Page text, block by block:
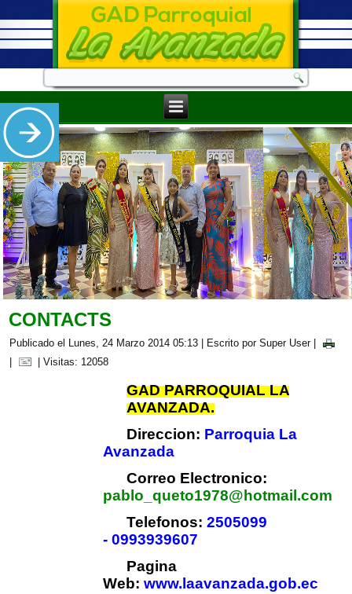
CONTACTS
Publicado el Lunes, 24 Marzo 2014 05:13 Escrito por Super User|
|
| Visitas: 12058
GAD PARROQUIAL LA
AVANZADA.
Direccion: Parroquia La
Avanzada
Correo Electronico:
pablo_queto1978@hotmail.com
Telefonos:2505099
- 0993939607
Pagina
Web:www.laavanzada.gob.ec